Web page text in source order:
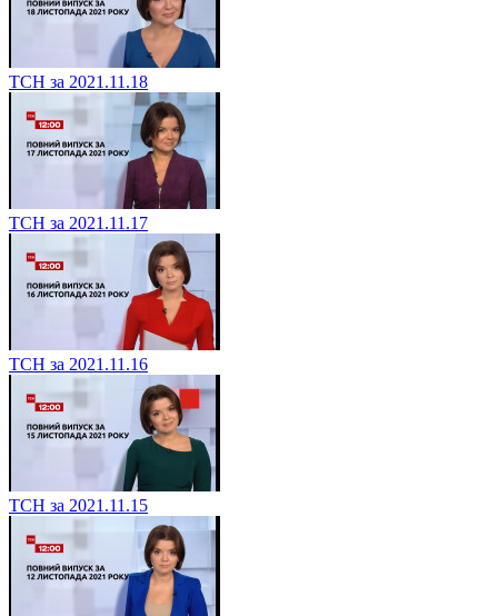
ТСН за 2021.11.18
ТСН за 2021.11.17
ТСН за 2021.11.16
ТСН за 2021.11.15